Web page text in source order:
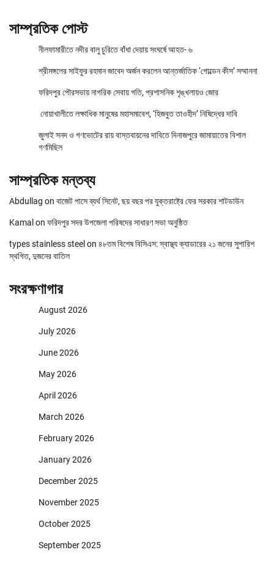
সাম্প্রতিক পোস্ট
নীলফামারীতে নদীর বালু চুরিতে বাঁধা দেয়ায় সংঘর্ষে আহত- ৬
শ্রীমঙ্গলের সাইফুর রহমান জাবেদ অর্জন করলেন আন্তর্জাতিক ‘গোল্ডেন কীস’ সম্মাননা
ফরিদপুর পৌরসভায় নাগরিক সেবায় গতি, প্রশাসনিক শৃঙ্খলায়ও জোর
নোয়াখালীতে লক্ষাধিক মানুষের মহাসমাবেশ, ‘হিজবুত তাওহীদ’ নিষিদ্ধের দাবি
জুলাই সনদ ও গণভোটের রায় বাস্তবায়নের দাবিতে দিনাজপুরে জামায়াতের বিশাল
গণমিছিল
সাম্প্রতিক মন্তব্য
Abdullag on বাজেট পাসে ব্যর্থ সিনেট, ছয় বছর পর যুক্তরাষ্ট্রে ফের সরকার শাটডাউন
Kamal on ফরিদপুর সদর উপজেলা পরিষদের সাধারণ সভা অনুষ্ঠিত
types stainless steel on ৪৮তম বিশেষ বিসিএস: স্বাস্থ্য ক্যাডারের ২১ জনের সুপারিশ
স্থগিত, দুজনের বাতিল
সংরক্ষণাগার
August 2026
July 2026
June 2026
May 2026
April 2026
March 2026
February 2026
January 2026
December 2025
November 2025
October 2025
September 2025